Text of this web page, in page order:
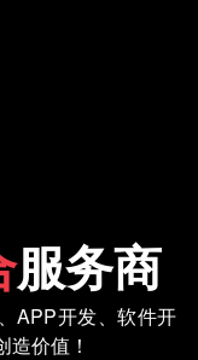
服务商
APP开发、软件开
价值！